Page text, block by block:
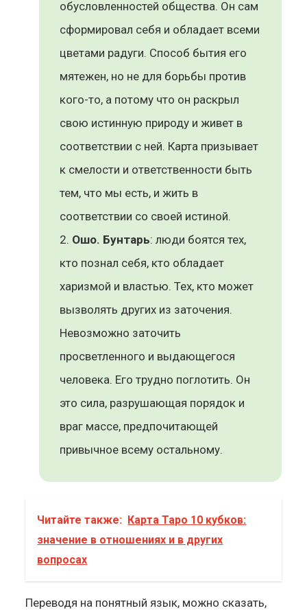
обусловленностей общества. Он сам
сформировал себя и обладает всеми
цветами радуги. Способ бытия его
мятежен, но не для борьбы против
кого-то, а потому что он раскрыл
свою истинную природу и живет в
соответствии с ней. Карта призывает
к смелости и ответственности быть
тем, что мы есть, и жить в
соответствии со своей истиной.
Ошо. Бунтарь: люди боятся тех,
кто познал себя, кто обладает
харизмой и властью. Тех, кто может
вызволять других из заточения.
Невозможно заточить
просветленного и выдающегося
человека. Его трудно поглотить. Он
это сила, разрушающая порядок и
враг массе, предпочитающей
привычное всему остальному.
Читайте также: Карта Таро 10 кубков:
значение в отношениях и в других
вопросах
Переводя на понятный язык, можно сказать,